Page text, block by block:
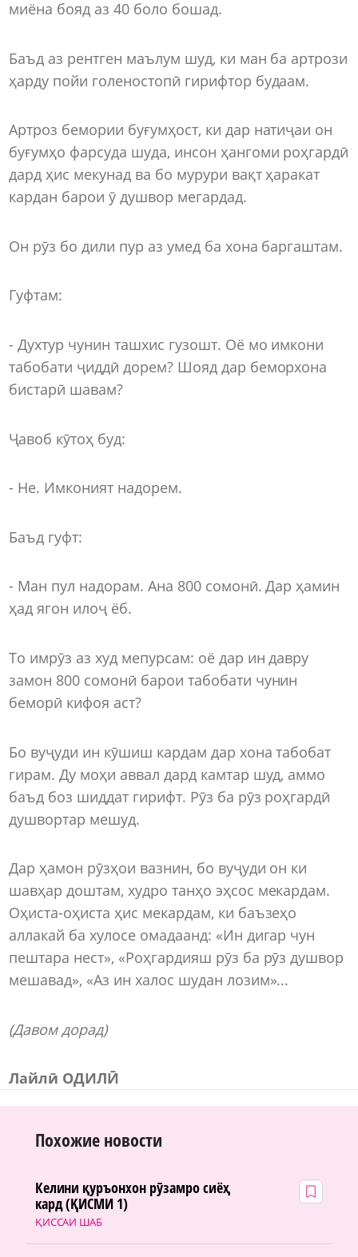
миёна бояд аз 40 боло бошад.
Баъд аз рентген маълум шуд, ки ман ба артрози
ҳарду пойи голеностопӣ гирифтор будаам.
Артроз бемории буғумҳост, ки дар натиҷаи он
буғумҳо фарсуда шуда, инсон ҳангоми роҳгардӣ
дард ҳис мекунад ва бо мурури вақт ҳаракат
кардан барои ӯ душвор мегардад.
Он рӯз бо дили пур аз умед ба хона баргаштам.
Гуфтам:
- Духтур чунин ташхис гузошт. Оё мо имкони
табобати ҷиддӣ дорем? Шояд дар беморхона
бистарӣ шавам?
Ҷавоб кӯтоҳ буд:
- Не. Имконият надорем.
Баъд гуфт:
- Ман пул надорам. Ана 800 сомонӣ. Дар ҳамин
ҳад ягон илоҷ ёб.
То имрӯз аз худ мепурсам: оё дар ин давру
замон 800 сомонӣ барои табобати чунин
беморӣ кифоя аст?
Бо вуҷуди ин кӯшиш кардам дар хона табобат
гирам. Ду моҳи аввал дард камтар шуд, аммо
баъд боз шиддат гирифт. Рӯз ба рӯз роҳгардӣ
душвортар мешуд.
Дар ҳамон рӯзҳои вазнин, бо вуҷуди он ки
шавҳар доштам, худро танҳо эҳсос мекардам.
Оҳиста-оҳиста ҳис мекардам, ки баъзеҳо
аллакай ба хулосе омадаанд: «Ин дигар чун
пештара нест», «Роҳгардияш рӯз ба рӯз душвор
мешавад», «Аз ин халос шудан лозим»...
(Давом дорад)
Лайлӣ ОДИЛӢ
Похожие новости
ҚИССАИ ШАБ
Келини қуръонхон рӯзамро сиёҳ
кард (ҚИСМИ 1)